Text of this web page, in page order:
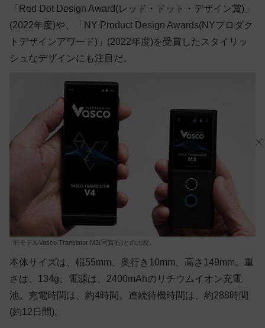
「Red Dot Design Award(レッド・ドット・デザイン賞)」
(2022年度)や、「NY Product Design Awards(NYプロダク
トデザインアワード)」(2022年度)を受賞したスタイリッ
シュなデザインにも注目だ。
前モデルVasco Translator M3(写真右)との比較。
本体サイズは、幅55mm、奥行き10mm、高さ149mm。重
さは、134g。電源は、2400mAhのリチウムイオン充電
池。充電時間は、約4時間。連続待機時間は、約288時間
(約12日間)。